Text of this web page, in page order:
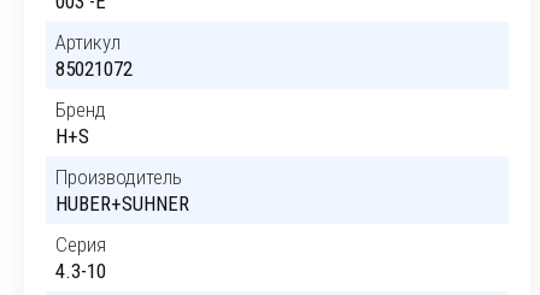
Артикул
85021072
Бренд
H+S
Производитель
HUBER+SUHNER
Серия
4.3-10